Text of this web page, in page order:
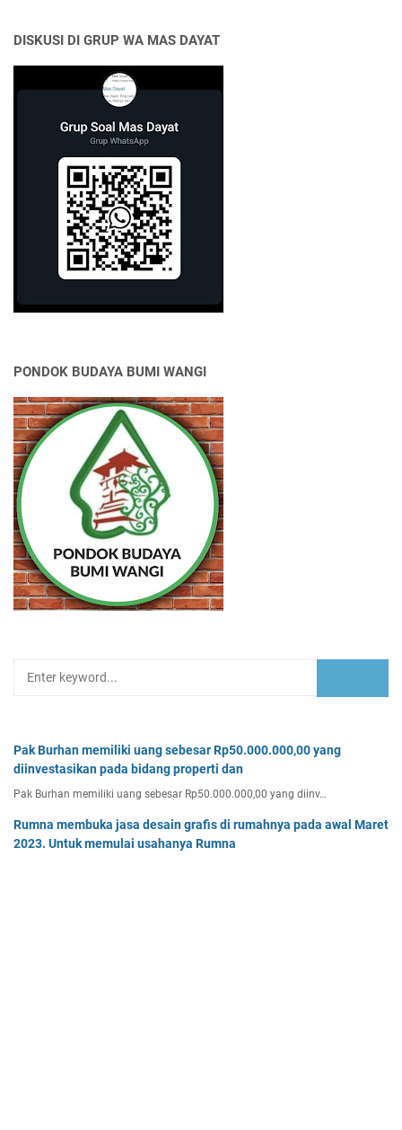
DISKUSI DI GRUP WA MAS DAYAT
PONDOK BUDAYA BUMI WANGI
Pak Burhan memiliki uang sebesar Rp50.000.000,00 yang
diinvestasikan pada bidang properti dan
Pak Burhan memiliki uang sebesar Rp50.000.000,00 yang diinv…
Rumna membuka jasa desain grafis di rumahnya pada awal Maret
2023. Untuk memulai usahanya Rumna